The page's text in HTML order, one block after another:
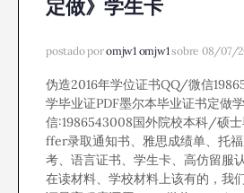
定做》学生卡
postado poromjw1 omjw1sobre 08/07/
伪造2016年学位证书QQ/微信
学毕业证PDF墨尔本毕业证书定做
信:1986543008国外院校本科/硕士
ffer录取通知书、雅思成绩单、托
考、语言证书、学生卡、高仿留
在读材料、学校材料上该有的，我